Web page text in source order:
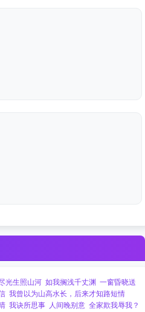
光生照山河 如我搁浅千丈渊 一窗昏晓送
我曾以为山高水长，后来才知路短情
我诀所思事 人间晚别意 全家欺我辱我？